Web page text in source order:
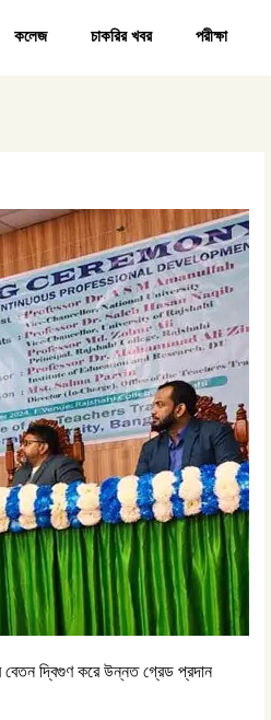
কলেজ চাকরির খবর পরীক্ষা
বেতন দ্বিগুণ করে উন্নত গ্রেড প্রদান